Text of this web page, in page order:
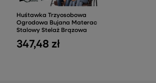
Huśtawka Trzyosobowa
Ogrodowa Bujana Materac
Stalowy Stelaż Brązowa
347,48 zł